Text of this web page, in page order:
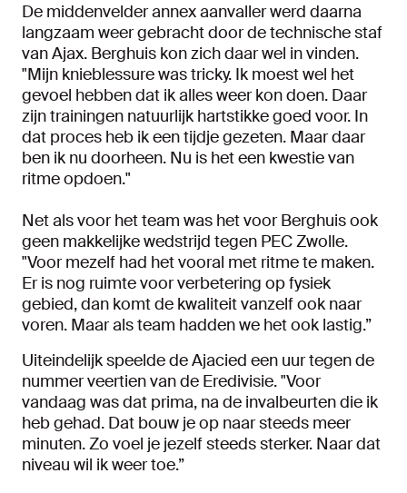
De middenvelder annex aanvaller werd daarna
langzaam weer gebracht door de technische staf
van Ajax. Berghuis kon zich daar wel in vinden.
"Mijn knieblessure was tricky. Ik moest wel het
gevoel hebben dat ik alles weer kon doen. Daar
zijn trainingen natuurlijk hartstikke goed voor. In
dat proces heb ik een tijdje gezeten. Maar daar
ben ik nu doorheen. Nu is het een kwestie van
ritme opdoen."
Net als voor het team was het voor Berghuis ook
geen makkelijke wedstrijd tegen PEC Zwolle.
"Voor mezelf had het vooral met ritme te maken.
Er is nog ruimte voor verbetering op fysiek
gebied, dan komt de kwaliteit vanzelf ook naar
voren. Maar als team hadden we het ook lastig.”
Uiteindelijk speelde de Ajacied een uur tegen de
nummer veertien van de Eredivisie. "Voor
vandaag was dat prima, na de invalbeurten die ik
heb gehad. Dat bouw je op naar steeds meer
minuten. Zo voel je jezelf steeds sterker. Naar dat
niveau wil ik weer toe.”